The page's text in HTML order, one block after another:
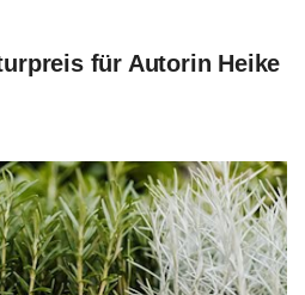
für Autorin Heike